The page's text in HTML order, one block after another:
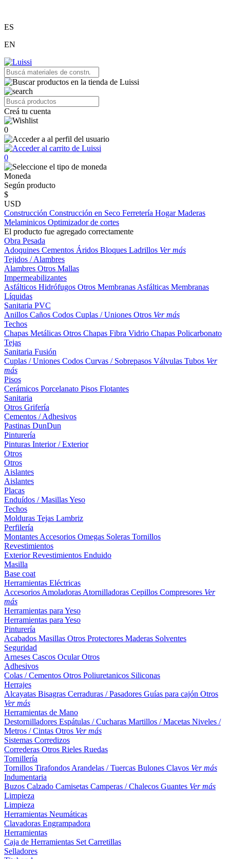
ES
EN
Creá tu cuenta
0
0
Moneda
Según producto
$
USD
Construcción Construcción en Seco Ferretería HogarMaderas
Melaminicos Optimizador de cortes
El producto fue agregado correctamente
Obra Pesada
Adoquines Cementos Áridos Bloques Ladrillos Ver más
Tejidos / Alambres
Alambres Otros Mallas
Impermeabilizantes
Asfálticos Hidrófugos Otros Membranas Asfálticas Membranas
Líquidas
Sanitaria PVC
Anillos Caños Codos Cuplas / Uniones Otros Ver más
Techos
Chapas Metálicas Otros Chapas Fibra Vidrio Chapas Policarbonato
Tejas
Sanitaria Fusión
Cuplas / Uniones Codos Curvas / Sobrepasos Válvulas Tubos Ver
más
Pisos
Cerámicos Porcelanato Pisos Flotantes
Sanitaria
Otros Grifería
Cementos / Adhesivos
Pastinas DunDun
Pinturería
Pinturas Interior / Exterior
Otros
Otros
Aislantes
Aislantes
Placas
Enduídos / MasillasYeso
Techos
Molduras Tejas Lambriz
Perfilería
Montantes Accesorios Omegas Soleras Tornillos
Revestimientos
ExteriorRevestimientos Enduido
Masilla
Base coat
Herramientas Eléctricas
Accesorios Amoladoras Atornilladoras Cepillos Compresores Ver
más
Herramientas para Yeso
Herramientas para Yeso
Pinturería
Acabados Masillas Otros Protectores Maderas Solventes
Seguridad
Arneses Cascos OcularOtros
Adhesivos
Colas / Cementos Otros Poliuretanicos Siliconas
Herrajes
Alcayatas Bisagras Cerraduras / Pasadores Guías para cajón Otros
Ver más
Herramientas de Mano
Destornilladores Espátulas / Cucharas Martillos / Macetas Niveles /
Metros / Cintas Otros Ver más
Sistemas Corredizos
Correderas Otros Rieles Ruedas
Tornillería
Tornillos Tirafondos Arandelas / Tuercas Bulones Clavos Ver más
Indumentaria
Buzos Calzado Camisetas Camperas / Chalecos Guantes Ver más
Limpieza
Limpieza
Herramientas Neumáticas
Clavadoras Engrampadora
Herramientas
Caja de Herramientas Set Carretillas
Selladores